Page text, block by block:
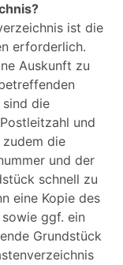
ist die
erforderlich.
Auskunft zu
die
und
die
und der
schnell zu
eine Kopie des
ggf. ein
Grundstück